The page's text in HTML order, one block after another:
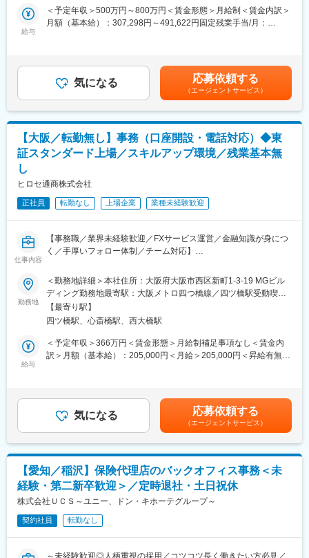
のうえ調整可能です。通院等の中抜けも可。
・残業は月平均5時間と少なめ
住信SBIネット銀行の代理店のため、柔軟なキャリアを描くことが
可能です。経験・適性に応じて、事務職からローン提案や業務企
画職などへのステップアップも可能です。
■事業の魅力
不動産を買うときに手間がかかる住宅ローン手続きを、銀行の代
わりにまとめてサポート。「不動産×金融×IT」で、時間のかかる
手続きを効率化し、不動産取引をもっと便利でわかりやすくして
変更の範囲：会社の定める業務
◎経費申請や請求書発行のチェック･承認、会計ソフト（勘定奉
行）の入力･チェック等
■入社後について
まずは決算業務（月次・年次）をメインに担っていただき、徐々
人事を含めた管理部門責任者へのキャリアステップの道がござい
ます。
組織拡大フェーズに関わりながら、ご自身の成長も感じられる環
はぴったりの環境です。
■働く環境
動かしながら、成長フェーズならではの仕組み作り・効率化にも
携わることが可能です。
■当社の魅力
SBIグループと辻･本郷税理士法人グループをバックボーンとする
経営基盤のもと、M&Aアドバイザリー事業を展開しています。
策としてM&Aが注目されており、社会貢献性の高い事業です。
また、IPO（株式上場）も視野に入れて事業規模を拡大させてお
給与
＜予定年収＞500万円～800万円＜賃金形態＞月給制＜賃金内訳＞
月額（基本給）：307,298円～491,622円固定残業手当/月：
【賞与】上記の月給制の年収に加え、会社業績賞与が支給されま
す。（年1回、毎年6月支給）賃金はあくまでも目安の金額であ
り、選考を通じて上下する可能性があります。月給(月額)は固定手
当を含めた表記です。
気になる 応募依頼する
（エージェントサービス）
【大阪／転勤無し】事務（口座開設・電話対応）◆東
証スタンダード上場／スキルアップ環境／残業基本無
し
ヒロセ通商株式会社
正社員 転勤なし 上場企業 業種未経験歓迎
仕事内容
【事務職／業界未経験歓迎／FXサービス運営／金融知識が身につ
く／手厚いフォロー体制／チーム対応】
FXと聞くと難しそうに感じるかもしれませんが、実際の業務は
「申込内容の確認」や「操作方法のご案内」など、事務・サポー
トが中心です。
異業種出身者も多く、金融の基礎から学びながら専門性を身につ
けられる環境です。
■業務内容
です。
（1）口座開設
FX取引を始めるための申込情報を社内システムへ入力し、不備が
（2）顧客対応
電話の取り次ぎや、口座開設後のお客様からの問い合わせ対応を
行います。内容は「取引画面の操作方法」「キャンペーンの確認
方法」などが中心です。対応中の電話内容は上司も把握できる体
制のため、判断に迷う場合や対応が難しい場合はすぐに引き継ぐ
ことができます。
（3）為替取引サポート
為替レートの動きを確認する業務や、入出金手続きなどの事務対
勤務地
＜勤務地詳細＞本社住所：大阪府大阪市西区新町1-3-19 MGビル
ディング勤務地最寄駅：大阪メトロ四つ橋線／四ツ橋駅受動喫煙
対策：屋内全面禁煙変更の範囲：無
【最寄り駅】
四ツ橋駅、心斎橋駅、西大橋駅
給与
＜予定年収＞366万円＜賃金形態＞月給制補足事項なし＜賃金内
訳＞月額（基本給）：205,000円＜月給＞205,000円＜昇給有無＞
月給(月額)は固定手当を含めた表記です。
気になる 応募依頼する
（エージェントサービス）
【愛知／稲沢】保険代理店のバックオフィス事務＜未
経験・第二新卒歓迎＞／定時退社・土日祝休
株式会社ＵＣＳ～ユニー、ドン・キホーテグループ～
契約社員 転勤なし